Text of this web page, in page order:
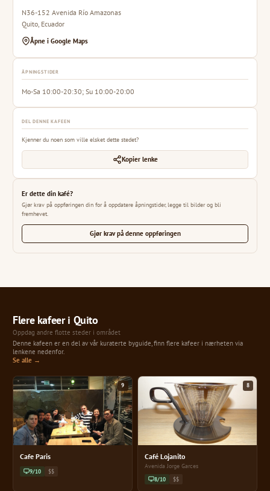
N36-152 Avenida Río Amazonas
Quito, Ecuador
Åpne i Google Maps
ÅPNINGSTIDER
Mo-Sa 10:00-20:30; Su 10:00-20:00
DEL DENNE KAFEEN
Kjenner du noen som ville elsket dette stedet?
Kopier lenke
Er dette din kafé?
Gjør krav på oppføringen din for å oppdatere åpningstider, legge til bilder og bli
fremhevet.
Gjør krav på denne oppføringen
Flere kafeer i Quito
Oppdag andre flotte steder i området
Denne kafeen er en del av vår kuraterte byguide, finn flere kafeer i nærheten via
lenkene nedenfor.
Se alle →
9
Cafe Paris
9/10 $$
8
Café Lojanito
Avenida Jorge Garces
8/10 $$